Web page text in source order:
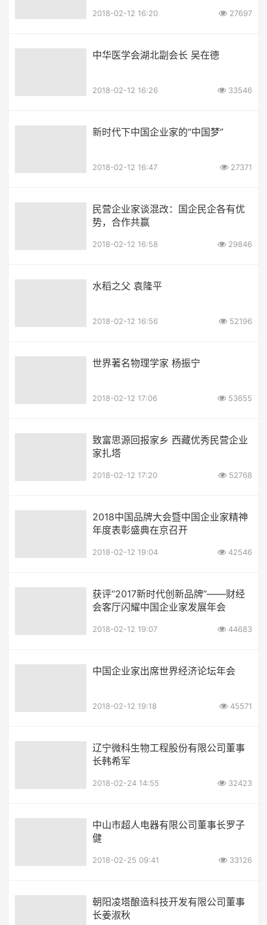
2018-02-12 16:20 27697
中华医学会湖北副会长 吴在德
2018-02-12 16:26 33546
新时代下中国企业家的“中国梦”
2018-02-12 16:47 27371
民营企业家谈混改：国企民企各有优
势，合作共赢
2018-02-12 16:58 29846
水稻之父 袁隆平
2018-02-12 16:56 52196
世界著名物理学家 杨振宁
2018-02-12 17:06 53655
致富思源回报家乡 西藏优秀民营企业
家扎塔
2018-02-12 17:20 52768
2018中国品牌大会暨中国企业家精神
年度表彰盛典在京召开
2018-02-12 19:04 42546
获评“2017新时代创新品牌”——财经
会客厅闪耀中国企业家发展年会
2018-02-12 19:07 44683
中国企业家出席世界经济论坛年会
2018-02-12 19:18 45571
辽宁微科生物工程股份有限公司董事
长韩希军
2018-02-24 14:55 32423
中山市超人电器有限公司董事长罗子
健
2018-02-25 09:41 33126
朝阳凌塔酿造科技开发有限公司董事
长姜淑秋